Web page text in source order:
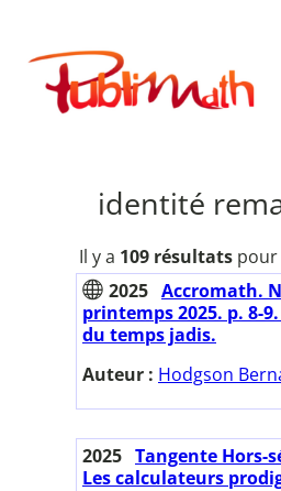
contenu
Publimath
identité
Il y a 109 résultats pour
2025 Accromath.
printemps 2025. p. 8-
du temps jadis.
Auteur : Hodgson
2025 Tangente Hors-
Les calculateurs